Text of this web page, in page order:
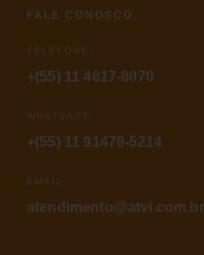
FALE CONOSCO
TELEFONE:
+(55) 11 4617-8070
WHATSAPP:
+(55) 11 91479-5214
EMAIL:
atendimento@atvi.com.br